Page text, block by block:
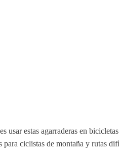
estas agarraderas en
ciclistas de montaña y rutas